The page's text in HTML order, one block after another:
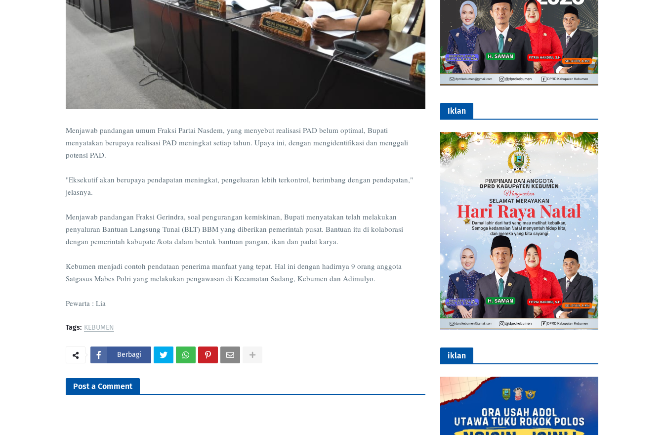
Menjawab pandangan umum Fraksi Partai Nasdem, yang menyebut realisasi PAD belum optimal, Bupati
menyatakan berupaya realisasi PAD meningkat setiap tahun. Upaya ini, dengan mengidentifikasi dan menggali
potensi PAD.
"Eksekutif akan berupaya pendapatan meningkat, pengeluaran lebih terkontrol, berimbang dengan pendapatan,"
jelasnya.
Menjawab pandangan Fraksi Gerindra, soal pengurangan kemiskinan, Bupati menyatakan telah melakukan
penyaluran Bantuan Langsung Tunai (BLT) BBM yang diberikan pemerintah pusat. Bantuan itu di kolaborasi
dengan pemerintah kabupate /kota dalam bentuk bantuan pangan, ikan dan padat karya.
Kebumen menjadi contoh pendataan penerima manfaat yang tepat. Hal ini dengan hadirnya 9 orang anggota
Satgasus Mabes Polri yang melakukan pengawasan di Kecamatan Sadang, Kebumen dan Adimulyo.
Pewarta : Lia
Tags: KEBUMEN
Berbagi
Post a Comment
Iklan
iklan